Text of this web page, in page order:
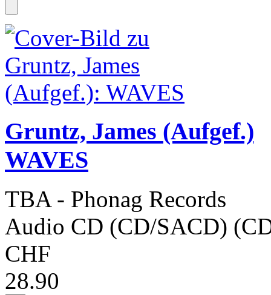
Gruntz, James (Aufgef.)
WAVES
TBA - Phonag Records
Audio CD (CD/SACD)
CHF
28.90